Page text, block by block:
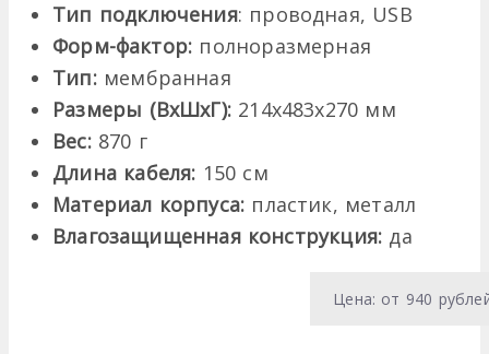
Тип подключения: проводная, USB
Форм-фактор: полноразмерная
Тип:мембранная
Размеры (ВхШхГ): 214х483х270 мм
Вес: 870 г
Длина кабеля: 150 см
Материал корпуса: пластик, металл
Влагозащищенная конструкция: да
Цена: от 940